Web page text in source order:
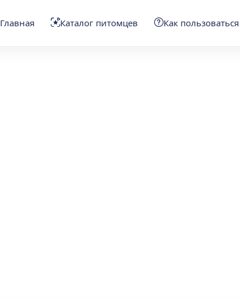
Главная Каталог питомцев Как пользоваться